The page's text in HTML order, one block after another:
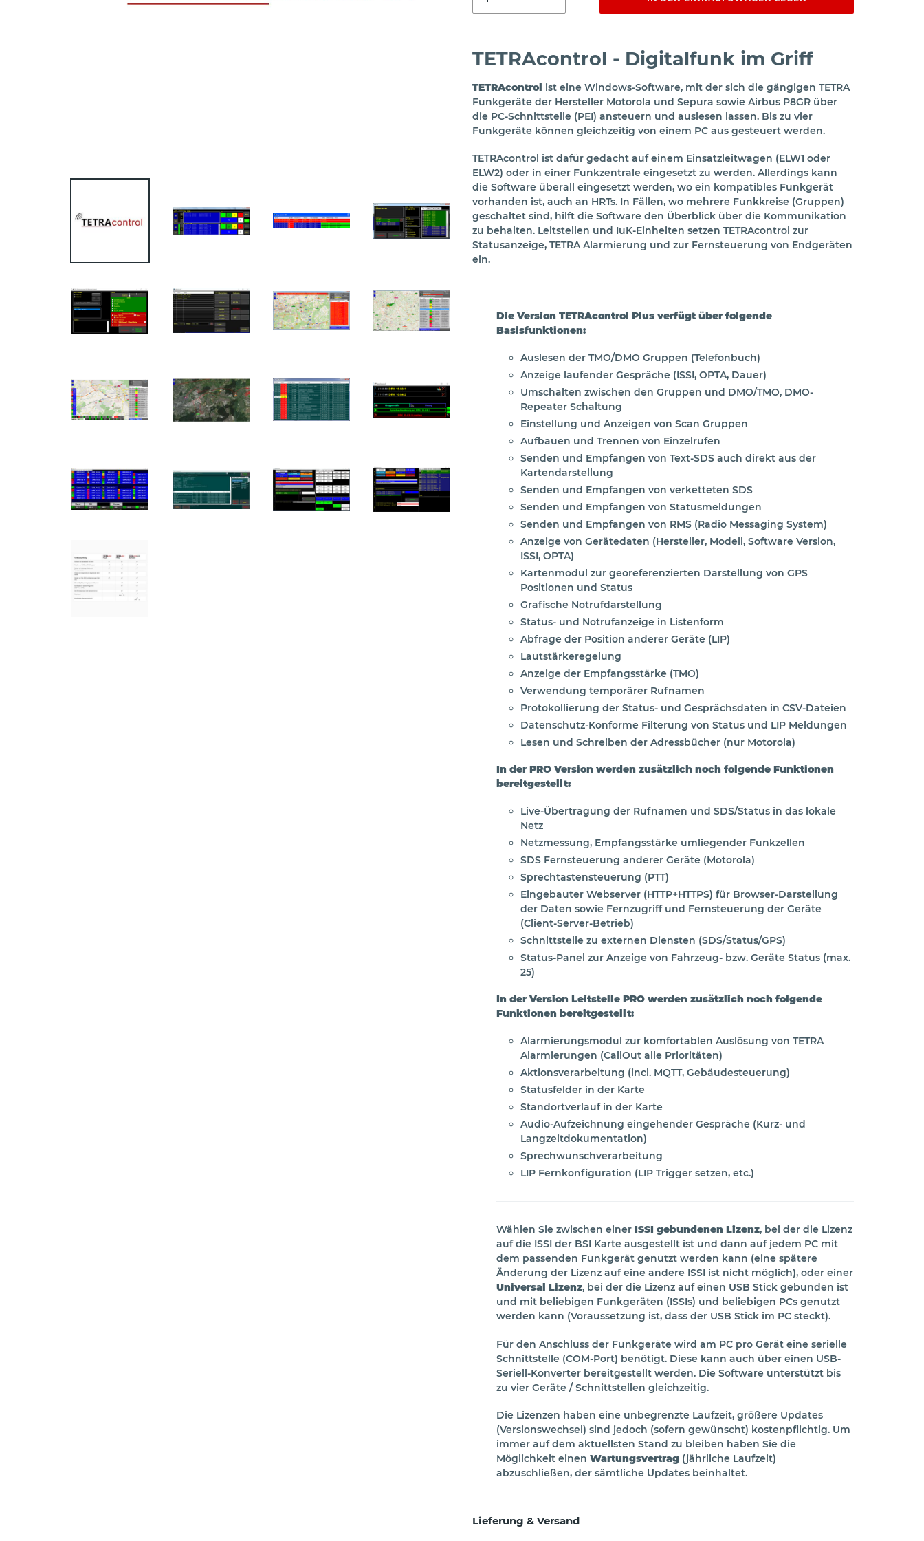
TETRAcontrol - Digitalfunk im Griff
TETRAcontrol ist eine Windows-Software, mit der sich die gängigen TETRA
Funkgeräte der Hersteller Motorola und Sepura sowie Airbus P8GR über
die PC-Schnittstelle (PEI) ansteuern und auslesen lassen. Bis zu vier
Funkgeräte können gleichzeitig von einem PC aus gesteuert werden.
TETRAcontrol ist dafür gedacht auf einem Einsatzleitwagen (ELW1 oder
ELW2) oder in einer Funkzentrale eingesetzt zu werden. Allerdings kann
die Software überall eingesetzt werden, wo ein kompatibles Funkgerät
vorhanden ist, auch an HRTs. In Fällen, wo mehrere Funkkreise (Gruppen)
geschaltet sind, hilft die Software den Überblick über die Kommunikation
zu behalten. Leitstellen und IuK-Einheiten setzen TETRAcontrol zur
Statusanzeige, TETRA Alarmierung und zur Fernsteuerung von Endgeräten
ein.
Die Version TETRAcontrol Plus verfügt über folgende
Basisfunktionen:
Auslesen der TMO/DMO Gruppen (Telefonbuch)
Anzeige laufender Gespräche (ISSI, OPTA, Dauer)
Umschalten zwischen den Gruppen und DMO/TMO, DMO-
Repeater Schaltung
Einstellung und Anzeigen von Scan Gruppen
Aufbauen und Trennen von Einzelrufen
Senden und Empfangen von Text-SDS auch direkt aus der
Kartendarstellung
Senden und Empfangen von verketteten SDS
Senden und Empfangen von Statusmeldungen
Senden und Empfangen von RMS (Radio Messaging System)
Anzeige von Gerätedaten (Hersteller, Modell, Software Version,
ISSI, OPTA)
Kartenmodul zur georeferenzierten Darstellung von GPS
Positionen und Status
Grafische Notrufdarstellung
Status- und Notrufanzeige in Listenform
Abfrage der Position anderer Geräte (LIP)
Lautstärkeregelung
Anzeige der Empfangsstärke (TMO)
Verwendung temporärer Rufnamen
Protokollierung der Status- und Gesprächsdaten in CSV-Dateien
Datenschutz-Konforme Filterung von Status und LIP Meldungen
Lesen und Schreiben der Adressbücher (nur Motorola)
In der PRO Version werden zusätzlich noch folgende Funktionen
bereitgestellt:
Live-Übertragung der Rufnamen und SDS/Status in das lokale
Netz
Netzmessung, Empfangsstärke umliegender Funkzellen
SDS Fernsteuerung anderer Geräte (Motorola)
Sprechtastensteuerung (PTT)
Eingebauter Webserver (HTTP+HTTPS) für Browser-Darstellung
der Daten sowie Fernzugriff und Fernsteuerung der Geräte
(Client-Server-Betrieb)
Schnittstelle zu externen Diensten (SDS/Status/GPS)
Status-Panel zur Anzeige von Fahrzeug- bzw. Geräte Status (max.
25)
In der Version Leitstelle PRO werden zusätzlich noch folgende
Funktionen bereitgestellt:
Alarmierungsmodul zur komfortablen Auslösung von TETRA
Alarmierungen (CallOut alle Prioritäten)
Aktionsverarbeitung (incl. MQTT, Gebäudesteuerung)
Statusfelder in der Karte
Standortverlauf in der Karte
Audio-Aufzeichnung eingehender Gespräche (Kurz- und
Langzeitdokumentation)
Sprechwunschverarbeitung
LIP Fernkonfiguration (LIP Trigger setzen, etc.)
Wählen Sie zwischen einer ISSI gebundenen Lizenz, bei der die Lizenz
auf die ISSI der BSI Karte ausgestellt ist und dann auf jedem PC mit
dem passenden Funkgerät genutzt werden kann (eine spätere
Änderung der Lizenz auf eine andere ISSI ist nicht möglich), oder einer
Universal Lizenz, bei der die Lizenz auf einen USB Stick gebunden ist
und mit beliebigen Funkgeräten (ISSIs) und beliebigen PCs genutzt
werden kann (Voraussetzung ist, dass der USB Stick im PC steckt).
Für den Anschluss der Funkgeräte wird am PC pro Gerät eine serielle
Schnittstelle (COM-Port) benötigt. Diese kann auch über einen USB-
Seriell-Konverter bereitgestellt werden. Die Software unterstützt bis
zu vier Geräte / Schnittstellen gleichzeitig.
Die Lizenzen haben eine unbegrenzte Laufzeit, größere Updates
(Versionswechsel) sind jedoch (sofern gewünscht) kostenpflichtig. Um
immer auf dem aktuellsten Stand zu bleiben haben Sie die
Möglichkeit einen Wartungsvertrag (jährliche Laufzeit)
abzuschließen, der sämtliche Updates beinhaltet.
Lieferung & Versand